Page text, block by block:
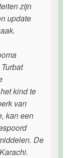
zijn
update
kind te
van
kan een
De